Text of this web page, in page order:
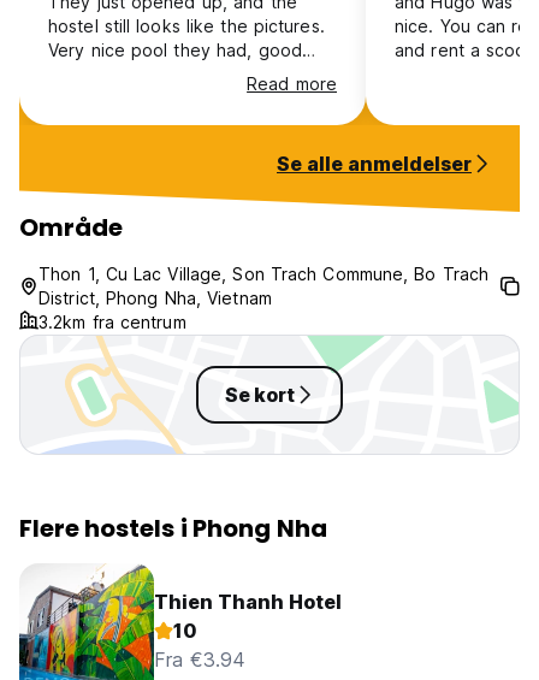
hostel still looks like the pictures.
Very nice pool they had, good
breakfast and in total very good
value for money. A bit out of
town, but easy to borrow a bike
Read more
nice. You can
and rent a
Se alle anmeldelser
Område
Thon 1, Cu Lac Village, Son Trach Commune, Bo Trach
District, Phong Nha, Vietnam
3.2km fra centrum
Se kort
Flere hostels i Phong Nha
Thien Thanh Hotel
10
Fra €3.94